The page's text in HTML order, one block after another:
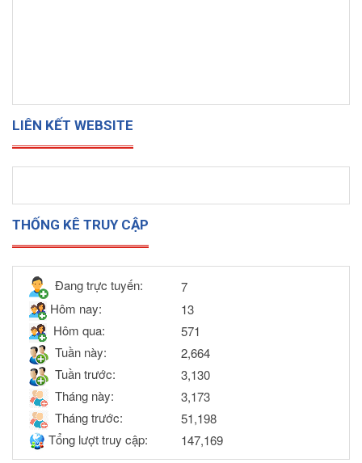
LIÊN KẾT WEBSITE
THỐNG KÊ TRUY CẬP
Đang trực tuyến:
7
Hôm nay:
13
Hôm qua:
571
Tuần này:
2,664
Tuần trước:
3,130
Tháng này:
3,173
Tháng trước:
51,198
Tổng lượt truy cập:
147,169